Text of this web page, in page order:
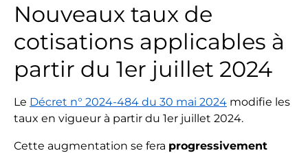
Nouveaux taux de
cotisations applicables à
partir du 1er juillet 2024
Le Décret n° 2024-484 du 30 mai 2024 modifie les
taux en vigueur à partir du 1er juillet 2024.
Cette augmentation se fera progressivement